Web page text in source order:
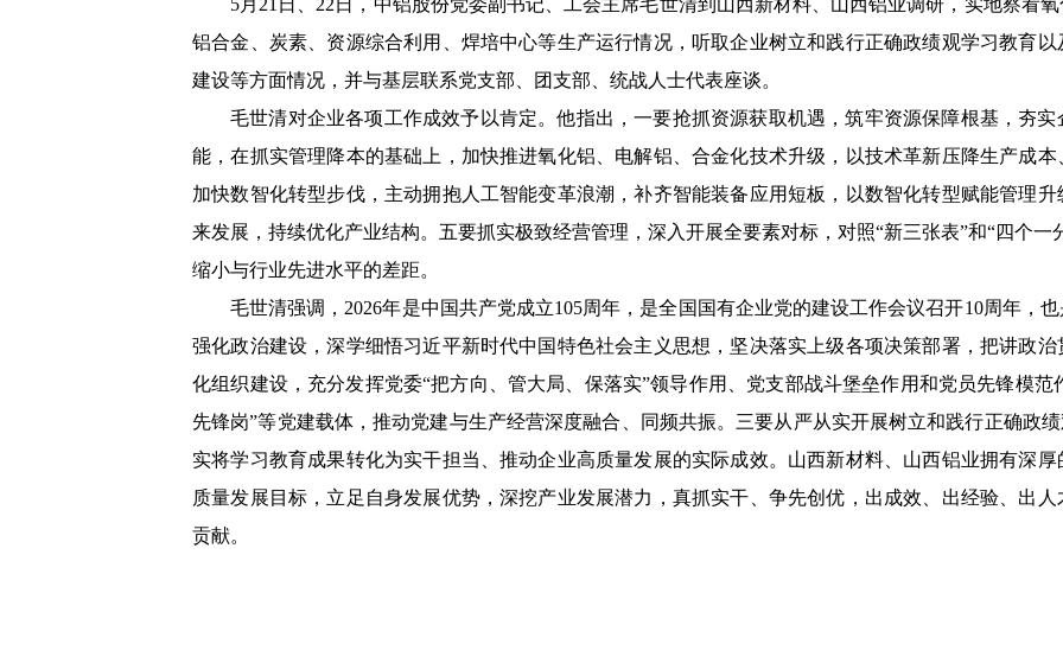
铝合金、炭素、资源综合利用、焊培中心等生产运行情况，听取企业树立和践行正确政绩观学习教育
建设等方面情况，并与基层联系党支部、团支部、统战人士代表座谈。
毛世清对企业各项工作成效予以肯定。他指出，一要抢抓资源获取机遇，筑牢资源保障根基，夯
能，在抓实管理降本的基础上，加快推进氧化铝、电解铝、合金化技术升级，以技术革新压降生产成
加快数智化转型步伐，主动拥抱人工智能变革浪潮，补齐智能装备应用短板，以数智化转型赋能管理
来发展，持续优化产业结构。五要抓实极致经营管理，深入开展全要素对标，对照“新三张表”和“四个
缩小与行业先进水平的差距。
毛世清强调， 2026年是中国共产党成立105周年，是全国国有企业党的建设工作会议召开10周年，
强化政治建设，深学细悟习近平新时代中国特色社会主义思想，坚决落实上级各项决策部署，把讲政
化组织建设，充分发挥党委“把方向、管大局、保落实”领导作用、党支部战斗堡垒作用和党员先锋模范
先锋岗”等党建载体，推动党建与生产经营深度融合、同频共振。三要从严从实开展树立和践行正确政
实将学习教育成果转化为实干担当、推动企业高质量发展的实际成效。山西新材料、山西铝业拥有深
质量发展目标，立足自身发展优势，深挖产业发展潜力，真抓实干、争先创优，出成效、出经验、出
贡献。